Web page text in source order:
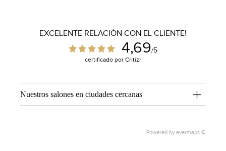
EXCELENTE RELACIÓN CON EL CLIENTE!
4,69/5
certificado por Critizr
Nuestros salones en ciudades cercanas
Powered by evermaps ©